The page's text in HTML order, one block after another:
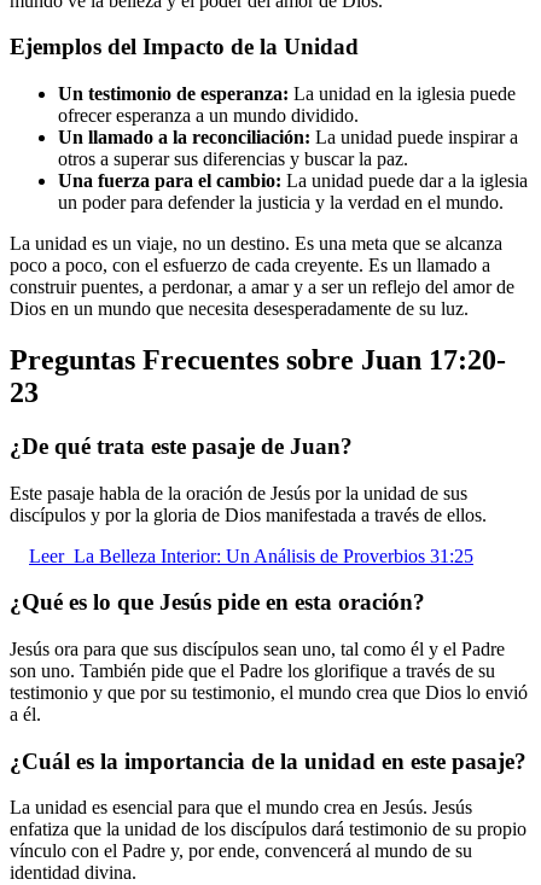
Ejemplos del Impacto de la Unidad
Un testimonio de esperanza: La unidad en la iglesia puede
ofrecer esperanza a un mundo dividido.
Un llamado a la reconciliación: La unidad puede inspirar a
otros a superar sus diferencias y buscar la paz.
Una fuerza para el cambio: La unidad puede dar a la iglesia
un poder para defender la justicia y la verdad en el mundo.
La unidad es un viaje, no un destino. Es una meta que se alcanza
poco a poco, con el esfuerzo de cada creyente. Es un llamado a
construir puentes, a perdonar, a amar y a ser un reflejo del amor de
Dios en un mundo que necesita desesperadamente de su luz.
Preguntas Frecuentes sobre Juan 17:20-
23
¿De qué trata este pasaje de Juan?
Este pasaje habla de la oración de Jesús por la unidad de sus
discípulos y por la gloria de Dios manifestada a través de ellos.
Leer La Belleza Interior: Un Análisis de Proverbios 31:25
¿Qué es lo que Jesús pide en esta oración?
Jesús ora para que sus discípulos sean uno, tal como él y el Padre
son uno. También pide que el Padre los glorifique a través de su
testimonio y que por su testimonio, el mundo crea que Dios lo envió
a él.
¿Cuál es la importancia de la unidad en este pasaje?
La unidad es esencial para que el mundo crea en Jesús. Jesús
enfatiza que la unidad de los discípulos dará testimonio de su propio
vínculo con el Padre y, por ende, convencerá al mundo de su
identidad divina.